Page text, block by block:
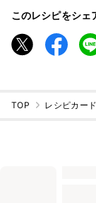
このレシピをシェ
TOP レシピカード